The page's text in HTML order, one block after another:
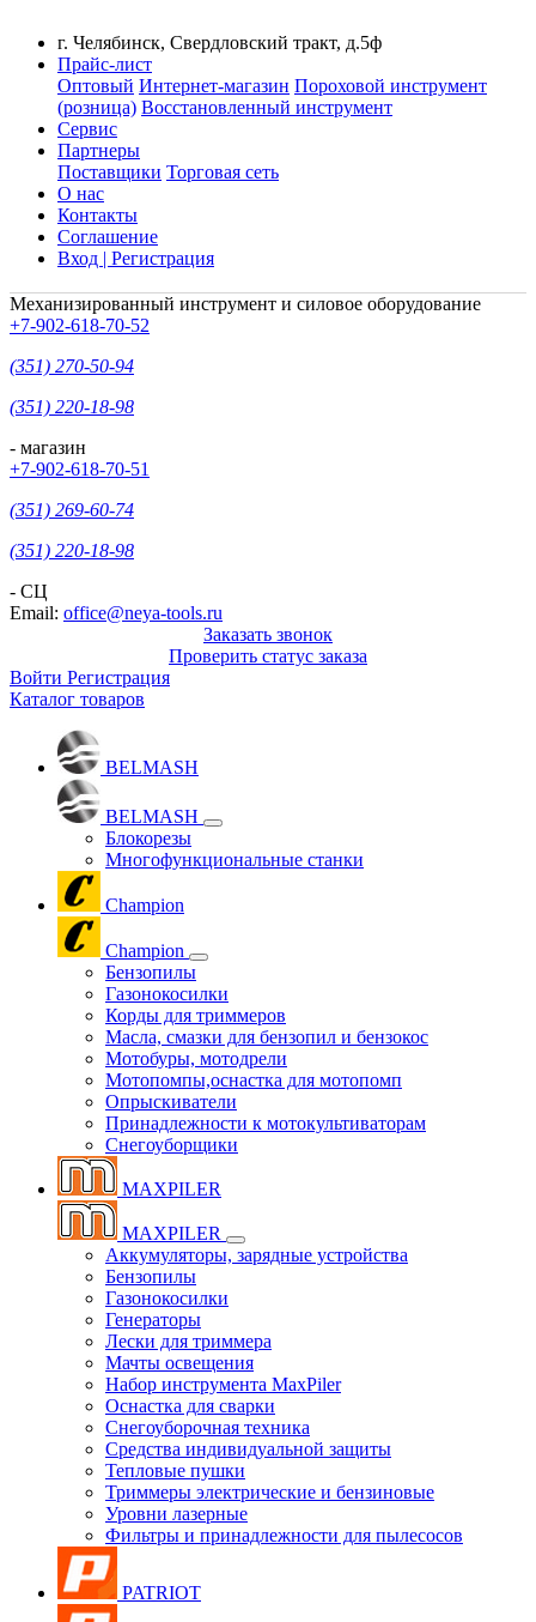
г. Челябинск, Свердловский тракт, д.5ф
Прайс-лист
Оптовый Интернет-магазин Пороховой инструмент
(розница) Восстановленный инструмент
Сервис
Партнеры
Поставщики Торговая сеть
О нас
Контакты
Соглашение
Вход | Регистрация
Механизированный инструмент и силовое оборудование
+7-902-618-70-52
(351) 270-50-94
(351) 220-18-98
- магазин
+7-902-618-70-51
(351) 269-60-74
(351) 220-18-98
- СЦ
Email: office@neya-tools.ru
Заказать звонок
Проверить статус заказа
Войти Регистрация
Каталог товаров
BELMASH
BELMASH
Блокорезы
Многофункциональные станки
Champion
Champion
Бензопилы
Газонокосилки
Корды для триммеров
Масла, смазки для бензопил и бензокос
Мотобуры, мотодрели
Мотопомпы,оснастка для мотопомп
Опрыскиватели
Принадлежности к мотокультиваторам
Снегоуборщики
MAXPILER
MAXPILER
Аккумуляторы, зарядные устройства
Бензопилы
Газонокосилки
Генераторы
Лески для триммера
Мачты освещения
Набор инструмента MaxPiler
Оснастка для сварки
Снегоуборочная техника
Средства индивидуальной защиты
Тепловые пушки
Триммеры электрические и бензиновые
Уровни лазерные
Фильтры и принадлежности для пылесосов
PATRIOT